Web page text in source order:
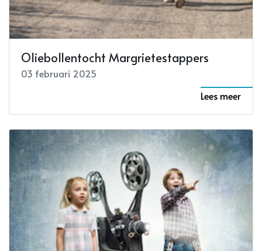
Oliebollentocht Margrietestappers
03 februari 2025
Lees meer